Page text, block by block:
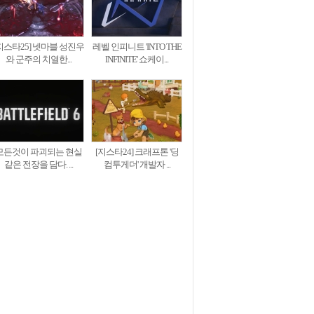
스타25] 넷마블 성진우
와 군주의 치열한...
레벨 인피니트 'INTO THE
INFINITE' 쇼케이...
든것이 파괴되는 현실
같은 전장을 담다. ...
[지스타24] 크래프톤 '딩
컴투게더' 개발자 ...